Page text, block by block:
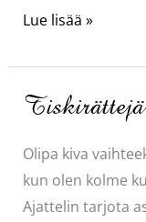
Joustoa
Lue lisää »
Olipa kiva
kun olen kolme
Ajattelin tarjota